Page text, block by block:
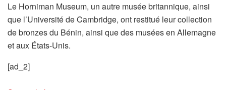
Le Horniman Museum, un autre musée britannique, ainsi
que l’Université de Cambridge, ont restitué leur collection
de bronzes du Bénin, ainsi que des musées en Allemagne
et aux États-Unis.
[ad_2]